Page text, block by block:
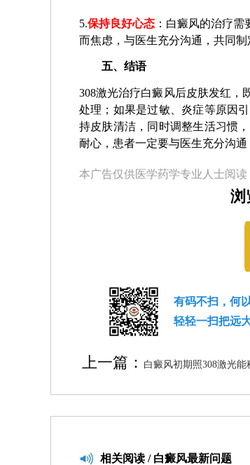
5.保持良好心态 ：白癜风的治疗
而焦虑，与医生充分沟通，共同制
五、结语
308激光治疗白癜风后皮肤发红，
处理；如果是过敏、炎症等原因
持皮肤清洁，同时调整生活习惯
耐心，患者一定要与医生充分沟
本广告仅供医学药学专业人士阅
浏
有码不扫，何
轻轻一扫把远
上一篇：
白癜风初期照308激光能
相关阅读 / 白癜风最新问题